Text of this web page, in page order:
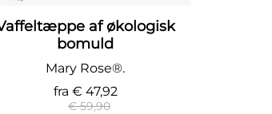
af økologisk
bomuld
Mary Rose®.
fra € 47,92
€ 59,90